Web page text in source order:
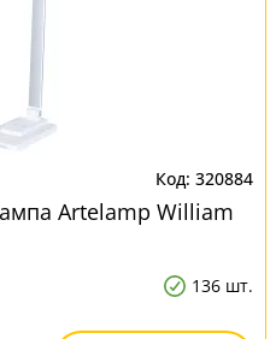
320884
Artelamp William
136 шт.